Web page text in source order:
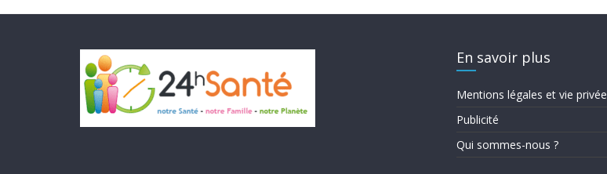
En savoir plus
Mentions légales et vie privée
Publicité
Qui sommes-nous ?